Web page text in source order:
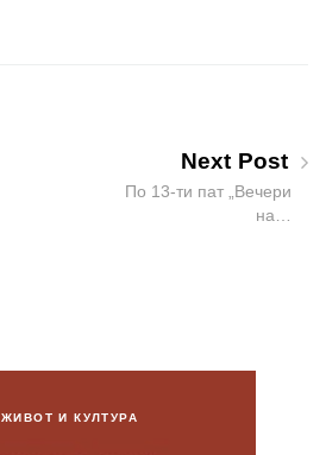
Next Post
По 13-ти пат „Вечери
на…
ЖИВОТ И КУЛТУРА